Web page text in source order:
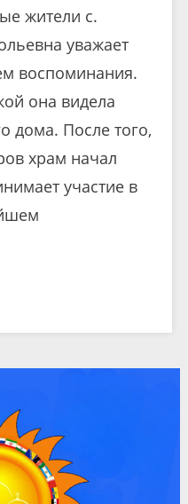
жители с.
уважает
воспоминания.
она видела
дома. После того,
храм начал
участие в